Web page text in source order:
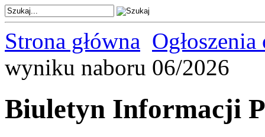
Strona główna
wyniku naboru 06/2026
Biuletyn Informacji